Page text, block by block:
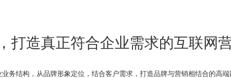
打造真正符合企业需求的互联网
务结构，从品牌形象定位，结合客户需求，打造品牌与营销相结合的高